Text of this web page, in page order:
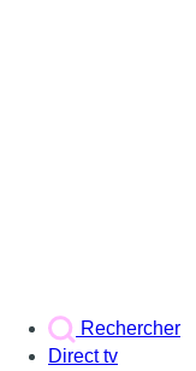
Rechercher
Direct tv